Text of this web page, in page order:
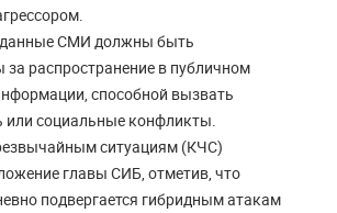
данные СМИ должны быть
распространение в публичном
способной вызвать
или социальные конфликты.
ситуациям (КЧС)
главы СИБ, отметив, что
подвергается гибридным атакам